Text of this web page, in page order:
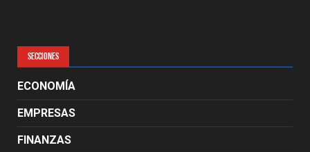
SECCIONES
ECONOMÍA
EMPRESAS
FINANZAS